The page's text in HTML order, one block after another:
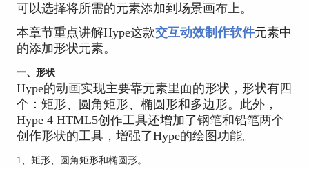
可以选择将所需的元素添加到场景画布上。
本章节重点讲解Hype这款交互动效制作软件元素中
的添加形状元素。
一、形状
Hype的动画实现主要靠元素里面的形状，形状有四
个：矩形、圆角矩形、椭圆形和多边形。此外，
Hype 4 HTML5创作工具还增加了钢笔和铅笔两个
创作形状的工具，增强了Hype的绘图功能。
1、矩形、圆角矩形和椭圆形。